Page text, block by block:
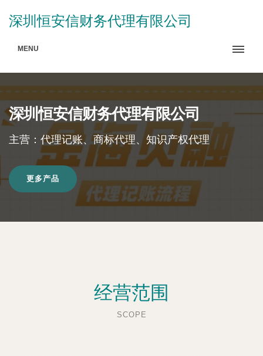
深圳恒安信财务代理有限公司
MENU
深圳恒安信财务代理有限公司
主营：代理记账、商标代理、知识产权代理
更多产品
经营范围
SCOPE